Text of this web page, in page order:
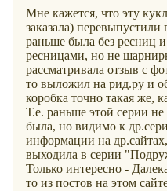
Мне кажется, что эту
заказала)
раньше была без ресниц
ресницами, но не
рассматривала отзыв с
то выложил на рид.ру и
коробка точно такая же,
Т.е. раньше этой серии
была, но видимо к
информации на
выходила в серии
Только интересно -
то из постов на этом